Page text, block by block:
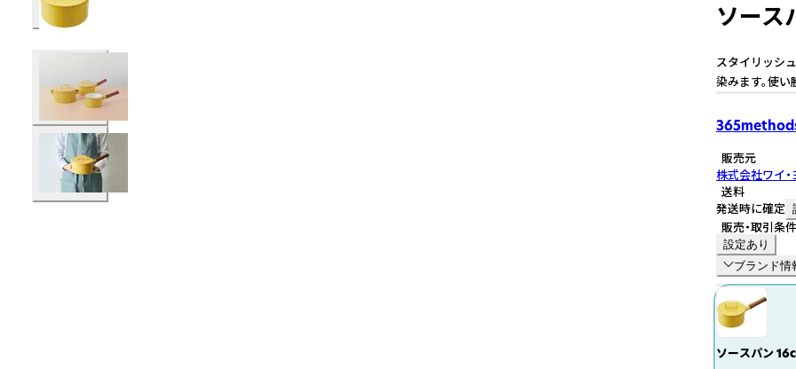
ソース
スタイリッシ
染みます。使い
販売元
株式会社ワイ・
送料
発送時に確定
販売・取引条件
設定あり
ブランド情
ソースパン